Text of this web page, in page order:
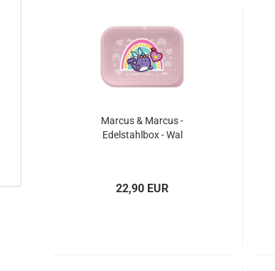
Marcus & Marcus -
Edelstahlbox - Wal
22,90 EUR